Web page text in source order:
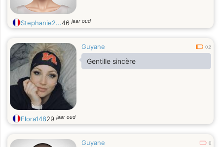
Stephanie2...46jaar oud
Guyane 0.2
Gentille sincère
Flora14829jaar oud
Guyane 0